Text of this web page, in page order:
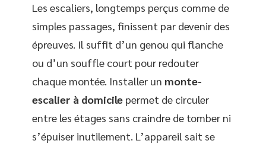
Les escaliers, longtemps perçus comme de
simples passages, finissent par devenir des
épreuves. Il suffit d’un genou qui flanche
ou d’un souffle court pour redouter
chaque montée. Installer un monte-
escalier à domicile permet de circuler
entre les étages sans craindre de tomber ni
s’épuiser inutilement. L’appareil sait se